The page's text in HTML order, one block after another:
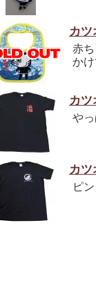
カ
赤
かけ
カ
や
カ
ピ